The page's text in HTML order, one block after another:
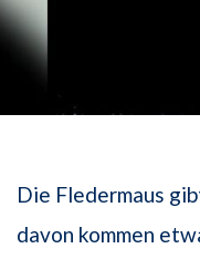
Die Fledermaus
davon kommen